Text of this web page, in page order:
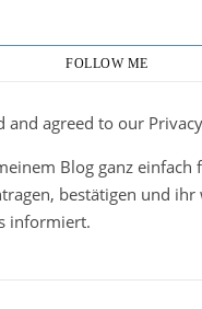
FOLLOW ME
and agreed to our
Blog ganz einfach
bestätigen und
informiert.